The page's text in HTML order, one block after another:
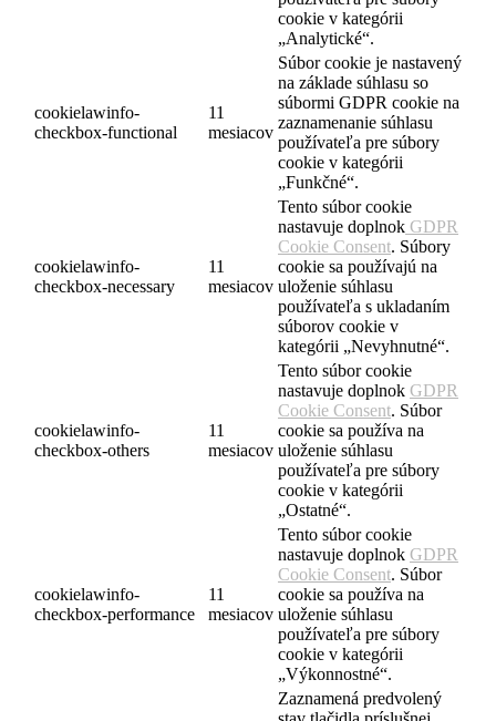
cookie v kategórii
„Analytické“.
cookielawinfo-
checkbox-functional
11
mesiacov
Súbor cookie je nastavený
na základe súhlasu so
súbormi GDPR cookie na
zaznamenanie súhlasu
používateľa pre súbory
cookie v kategórii
„Funkčné“.
cookielawinfo-
checkbox-necessary
11
mesiacov
Tento súbor cookie
nastavuje doplnok GDPR
Cookie Consent. Súbory
cookie sa používajú na
uloženie súhlasu
používateľa s ukladaním
súborov cookie v
kategórii „Nevyhnutné“.
cookielawinfo-
checkbox-others
11
mesiacov
Tento súbor cookie
nastavuje doplnok GDPR
Cookie Consent. Súbor
cookie sa používa na
uloženie súhlasu
používateľa pre súbory
cookie v kategórii
„Ostatné“.
cookielawinfo-
checkbox-performance
11
mesiacov
Tento súbor cookie
nastavuje doplnok GDPR
Cookie Consent. Súbor
cookie sa používa na
uloženie súhlasu
používateľa pre súbory
cookie v kategórii
„Výkonnostné“.
Zaznamená predvolený